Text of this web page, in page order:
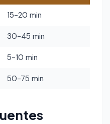
15-20 min
30-45 min
5-10 min
50-75 min